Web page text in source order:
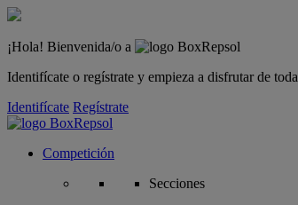
¡Hola! Bienvenida/o a
Identifícate o regístrate y empieza a disfrutar de
Identifícate Regístrate
Competición
Secciones